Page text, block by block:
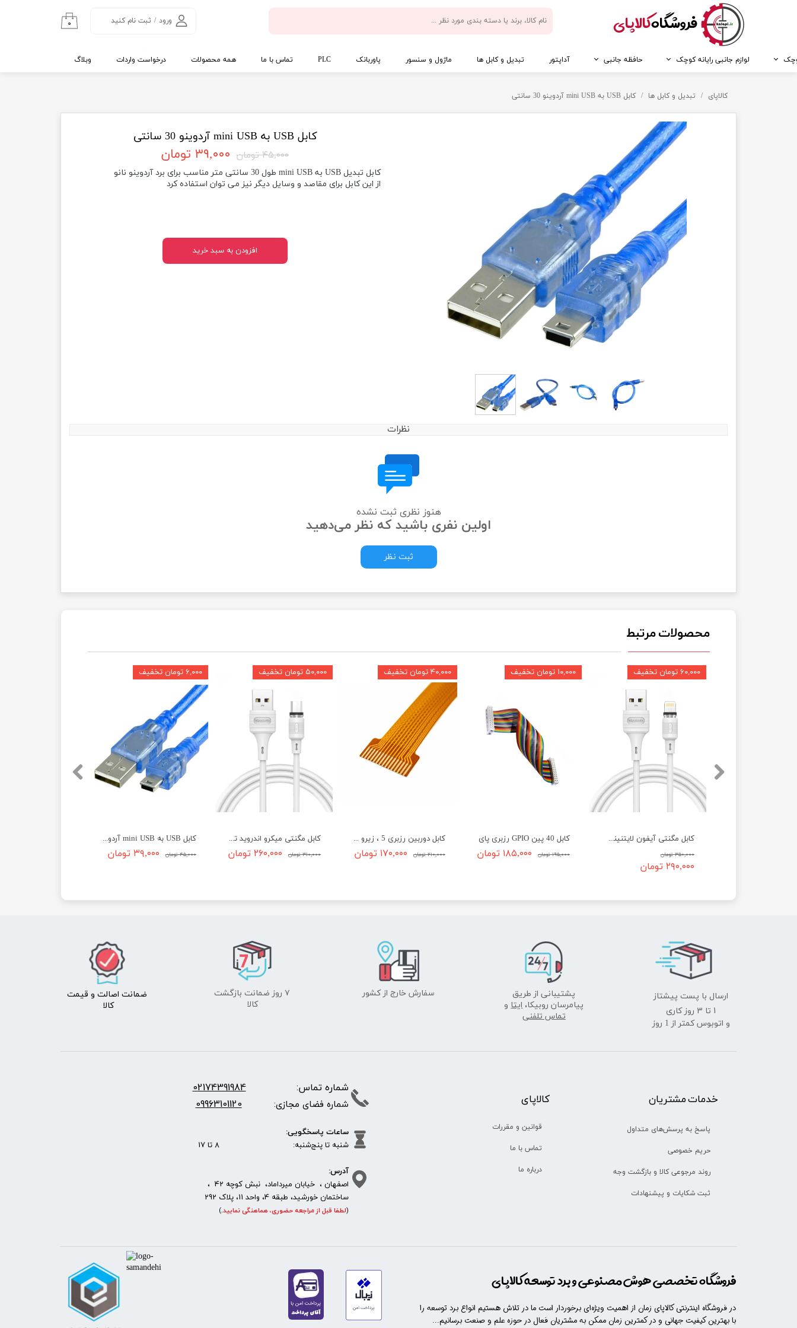
​فروشگاهکالاپای ورود / ثبت نام کنید
تغییر گذر واژه
کاربری
۰
لوازم جانبی رایانه کوچک حافظه جانبی آداپتور تبدیل و کابل ها ماژول و سنسور پاوربانک PLC تماس با ما همه محصولات درخواست واردات وبلاگ
کالاپای تبدیل و کابل ها کابل USB به mini USB آردوینو 30 سانتی
کابل USB به mini USB آردوینو 30 سانتی
۴۵,۰۰۰ تومان ۳۹,۰۰۰ تومان
کابل تبدیل USB به mini USB طول 30 سانتی متر مناسب برای برد آردوینو نانو
از این کابل برای مقاصد و وسایل دیگر نیز می توان استفاده کرد
افزودن به سبد خرید
نظرات
هنوز نظری ثبت نشده
اولین نفری باشید که نظر می‌دهید
ثبت نظر
محصولات مرتبط
کابل USB به mini USB آردوینو 30 سانتی
۴۵,۰۰۰ تومان ۳۹,۰۰۰ تومان
۶,۰۰۰ تومان تخفیف
کابل مگنتی میکرو اندروید ترانیو مدل Tranyoo S12
۳۱۰,۰۰۰ تومان ۲۶۰,۰۰۰ تومان
۵۰,۰۰۰ تومان تخفیف
کابل دوربین رزبری 5 ، زیرو و جتسون اورین
۲۱۰,۰۰۰ تومان ۱۷۰,۰۰۰ تومان
۴۰,۰۰۰ تومان تخفیف
کابل 40 پین GPIO رزبری پای
۱۹۵,۰۰۰ تومان ۱۸۵,۰۰۰ تومان
۱۰,۰۰۰ تومان تخفیف
کابل مگنتی آیفون لایتنینگ ترانیو مدل iphone Tranyoo S12
۳۵۰,۰۰۰ تومان
۲۹۰,۰۰۰ تومان
۶۰,۰۰۰ تومان تخفیف
ارسال با پست پیشتاز
​​​​​​​1 تا 3 روز کاری
و اتوبوس کمتر از 1 روز
پشتیبانی از طریق
پیامرسان روبیکا،ایتاو
تماس تلفنی
سفارش خارج از کشور
۷ روز ضمانت بازگشت
​​​​​​​کالا
ضمانت اصالت و قیمت​​​​​​​
کالا ​​​​​​​
خدمات مشتریان
پاسخ به پرسش‌های متداول
حریم خصوصی
روند مرجوعی کالا و بازگشت وجه
ثبت شکایات و پیشنهادات
​​کالاپای
قوانین و مقررات
تماس با ما
درباره ما
فروشگاه تخصصی هوش مصنوعی و برد توسعه کالاپای
در فروشگاه اینترنتی کالاپای زمان از اهمیت ویژه‌ای برخوردار است ما در تلاش هستیم انواع برد توسعه را
با​​​ بهترین کیفیت جهانی و در کمترین زمان ممکن به مشتریان فعال در حوزه علم و صنعت برسانیم...
شماره تماس: 02174391984
شماره فضای مجازی: 09963101120
ساعات پاسخگویی:
شنبه تا پنج‌شنبه: 8 تا 17
آدرس:
اصفهان ، خیابان میرداماد، نبش کوچه 42 ،
ساختمان خورشید، طبقه 4، واحد 11، پلاک 292
(لطفا قبل از مراجعه حضوری، هماهنگی نمایید.
)